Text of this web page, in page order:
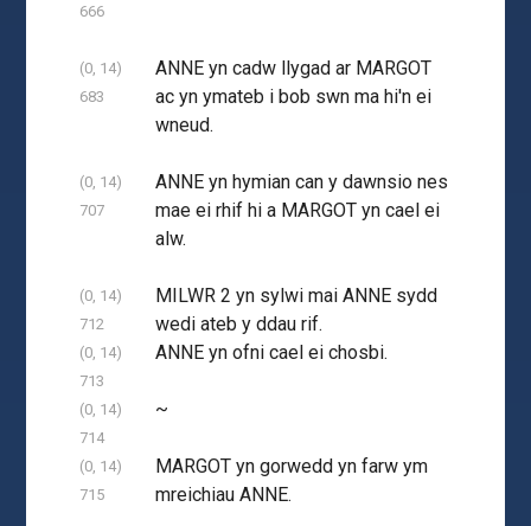
666
(0, 14)
683
ANNE yn cadw llygad ar MARGOT
ac yn ymateb i bob swn ma hi'n ei
wneud.
(0, 14)
707
ANNE yn hymian can y dawnsio nes
mae ei rhif hi a MARGOT yn cael ei
alw.
(0, 14)
712
MILWR 2 yn sylwi mai ANNE sydd
wedi ateb y ddau rif.
(0, 14)
713
ANNE yn ofni cael ei chosbi.
(0, 14)
714
~
(0, 14)
715
MARGOT yn gorwedd yn farw ym
mreichiau ANNE.